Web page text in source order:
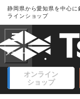
静岡県から愛知県を中心に
ラインショップ
オンライン
ショップ
フリーワード
商品カテゴリ
良